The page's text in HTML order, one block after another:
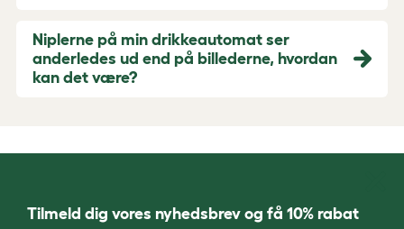
Niplerne på min drikkeautomat ser
anderledes ud end på billederne, hvordan
kan det være?
Tilmeld dig vores nyhedsbrev og få 10% rabat